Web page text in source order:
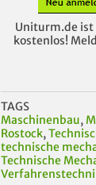
Uniturm.de
kostenlos!
TAGS
Maschinenbau,
Rostock,
technische
Technische